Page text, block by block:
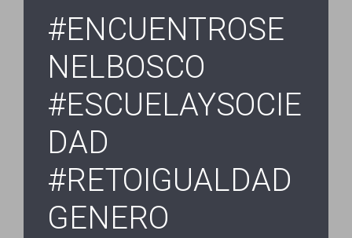
#ENCUENTROSE
NELBOSCO
#ESCUELAYSOCIE
DAD
#RETOIGUALDAD
GENERO